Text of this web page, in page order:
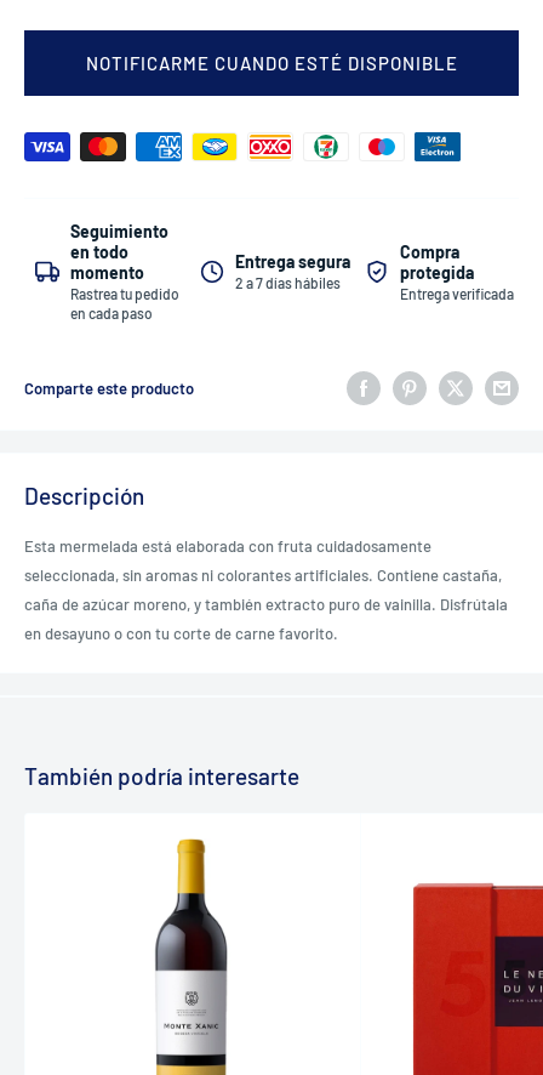
NOTIFICARME CUANDO ESTÉ DISPONIBLE
Seguimiento
en todo
momento
Rastrea tu pedido
en cada paso
Entrega segura
2 a 7 días hábiles
Compra
protegida
Entrega verificada
Comparte este producto
Descripción
Esta mermelada está elaborada con fruta cuidadosamente
seleccionada, sin aromas ni colorantes artificiales. Contiene castaña,
caña de azúcar moreno, y también extracto puro de vainilla. Disfrútala
en desayuno o con tu corte de carne favorito.
También podría interesarte